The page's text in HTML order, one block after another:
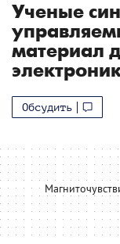
Ученые
материал
Обсудить